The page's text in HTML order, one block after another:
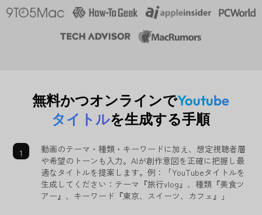
無料かつオンラインでYoutube
タイトルを生成する手順
動画のテーマ・種類・キーワードに加え、想定視聴者層
や希望のトーンも入力。AIが創作意図を正確に把握し最
適なタイトルを提案します。例：「YouTubeタイトルを
生成してください：テーマ『旅行vlog』、種類『美食ツ
アー』、キーワード『東京、スイーツ、カフェ』」